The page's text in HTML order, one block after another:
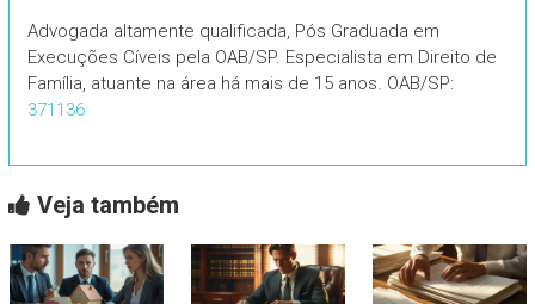
Advogada altamente qualificada, Pós Graduada em
Execuções Cíveis pela OAB/SP. Especialista em Direito de
Família, atuante na área há mais de 15 anos. OAB/SP:
371136
Veja também